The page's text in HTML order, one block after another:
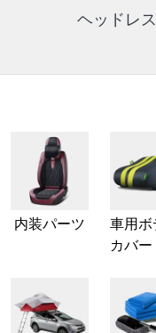
ヘッドレ
内装パーツ
車用ボ
カバー